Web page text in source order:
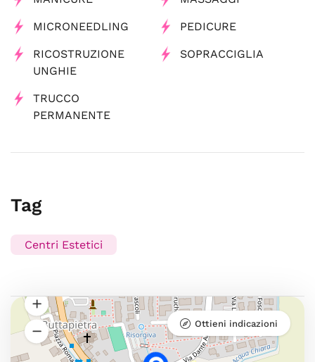
MICRONEEDLING PEDICURE
RICOSTRUZIONE
UNGHIE
SOPRACCIGLIA
TRUCCO
PERMANENTE
Tag
Centri Estetici
Ottieni indicazioni